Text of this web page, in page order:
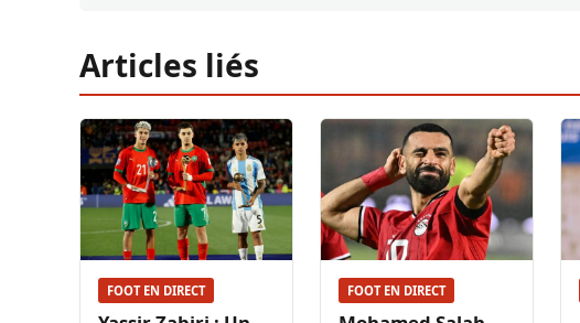
Articles liés
FOOT EN DIRECT FOOT EN DIRECT